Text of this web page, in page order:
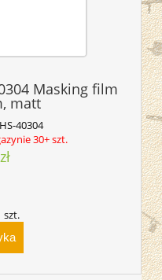
Masking film
matt
HS-40304
30+ szt.
szt.